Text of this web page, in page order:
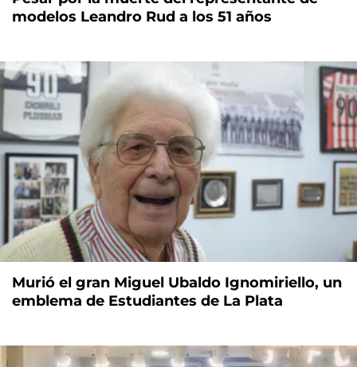
modelos Leandro Rud a los 51 años
Murió el gran Miguel Ubaldo Ignomiriello, un
emblema de Estudiantes de La Plata